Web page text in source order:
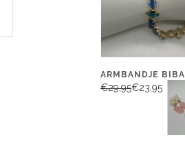
ARMBANDJE BIBA
€29,95€23,95